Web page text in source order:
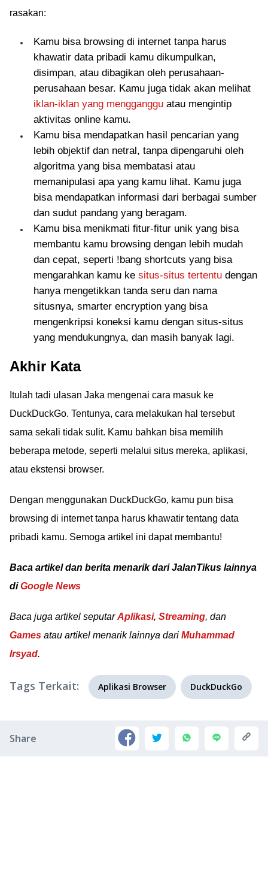
rasakan:
Kamu bisa browsing di internet tanpa harus
khawatir data pribadi kamu dikumpulkan,
disimpan, atau dibagikan oleh perusahaan-
perusahaan besar. Kamu juga tidak akan melihat
iklan-iklan yang mengganggu atau mengintip
aktivitas online kamu.
Kamu bisa mendapatkan hasil pencarian yang
lebih objektif dan netral, tanpa dipengaruhi oleh
algoritma yang bisa membatasi atau
memanipulasi apa yang kamu lihat. Kamu juga
bisa mendapatkan informasi dari berbagai sumber
dan sudut pandang yang beragam.
Kamu bisa menikmati fitur-fitur unik yang bisa
membantu kamu browsing dengan lebih mudah
dan cepat, seperti !bang shortcuts yang bisa
mengarahkan kamu ke situs-situs tertentu dengan
hanya mengetikkan tanda seru dan nama
situsnya, smarter encryption yang bisa
mengenkripsi koneksi kamu dengan situs-situs
yang mendukungnya, dan masih banyak lagi.
Akhir Kata
Itulah tadi ulasan Jaka mengenai cara masuk ke
DuckDuckGo. Tentunya, cara melakukan hal tersebut
sama sekali tidak sulit. Kamu bahkan bisa memilih
beberapa metode, seperti melalui situs mereka, aplikasi,
atau ekstensi browser.
Dengan menggunakan DuckDuckGo, kamu pun bisa
browsing di internet tanpa harus khawatir tentang data
pribadi kamu. Semoga artikel ini dapat membantu!
Baca artikel dan berita menarik dari JalanTikus lainnya
diGoogle News
Baca juga artikel seputarAplikasi, Streaming, dan
Games atau artikel menarik lainnya dari Muhammad
Irsyad.
Tags Terkait: Aplikasi Browser DuckDuckGo
Share